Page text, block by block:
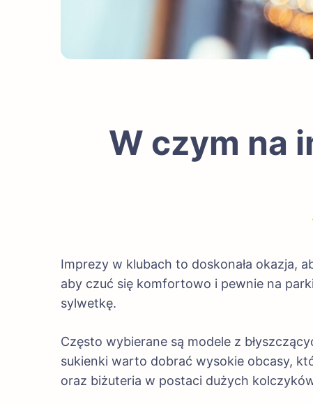
W czym na
Imprezy w klubach to doskonała okazja,
aby czuć się komfortowo i pewnie na
sylwetkę.
Często wybierane są modele z
sukienki warto dobrać wysokie obcasy,
oraz biżuteria w postaci dużych